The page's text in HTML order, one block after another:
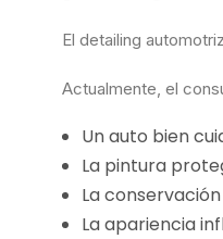
El detailing
Actualmente, el
Un auto bien
La pintura
La
La apariencia